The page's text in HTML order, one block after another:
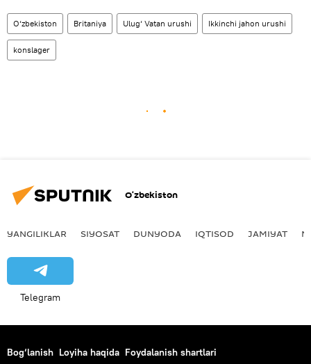
O‘zbekiston Britaniya Ulug‘ Vatan urushi Ikkinchi jahon urushi
konslager
O‘zbekiston
YANGILIKLAR SIYOSAT DUNYODA IQTISOD JAMIYAT
Telegram
Bog‘lanish Loyiha haqida Foydalanish shartlari